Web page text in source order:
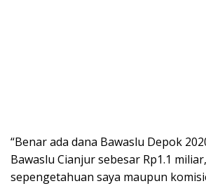
“Benar ada dana Bawaslu Depok
Bawaslu Cianjur sebesar Rp1.1
sepengetahuan saya maupun